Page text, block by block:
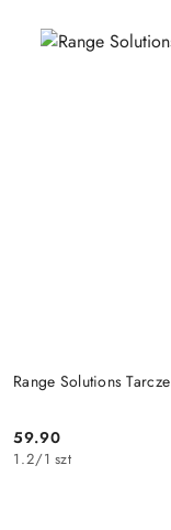
Range Solutions
Cena:
59.90
1.2/1 szt